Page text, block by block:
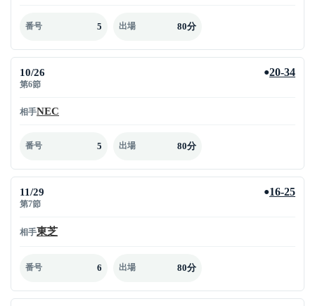
番号 5 出場 80分
10/26
第6節
●20-34
相手NEC
番号 5 出場 80分
11/29
第7節
●16-25
相手東芝
番号 6 出場 80分